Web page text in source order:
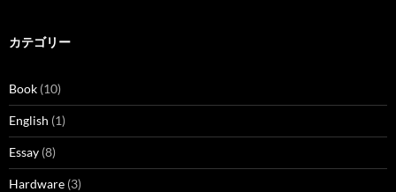
カテゴリー
Book (10)
English (1)
Essay (8)
Hardware (3)